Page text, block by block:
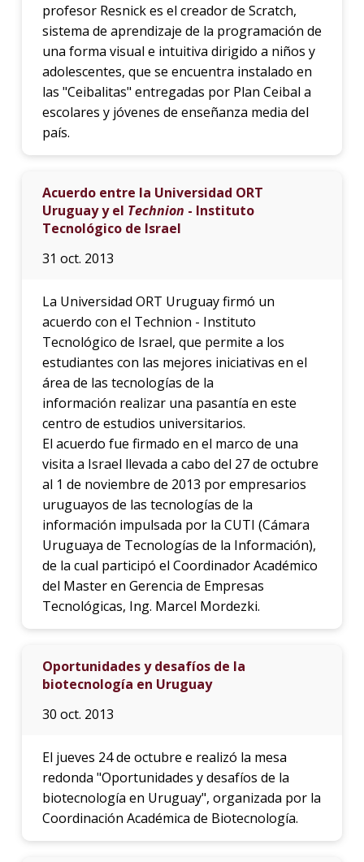
profesor Resnick es el creador de Scratch,
sistema de aprendizaje de la programación de
una forma visual e intuitiva dirigido a niños y
adolescentes, que se encuentra instalado en
las "Ceibalitas" entregadas por Plan Ceibal a
escolares y jóvenes de enseñanza media del
país.
Acuerdo entre la Universidad ORT
Uruguay y el Technion - Instituto
Tecnológico de Israel
31 oct. 2013
La Universidad ORT Uruguay firmó un
acuerdo con el Technion - Instituto
Tecnológico de Israel, que permite a los
estudiantes con las mejores iniciativas en el
área de las tecnologías de la
información realizar una pasantía en este
centro de estudios universitarios.
El acuerdo fue firmado en el marco de una
visita a Israel llevada a cabo del 27 de octubre
al 1 de noviembre de 2013 por empresarios
uruguayos de las tecnologías de la
información impulsada por la CUTI (Cámara
Uruguaya de Tecnologías de la Información),
de la cual participó el Coordinador Académico
del Master en Gerencia de Empresas
Tecnológicas, Ing. Marcel Mordezki.
Oportunidades y desafíos de la
biotecnología en Uruguay
30 oct. 2013
El jueves 24 de octubre e realizó la mesa
redonda "Oportunidades y desafíos de la
biotecnología en Uruguay", organizada por la
Coordinación Académica de Biotecnología.